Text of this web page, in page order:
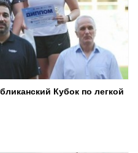
Кубок по легкой